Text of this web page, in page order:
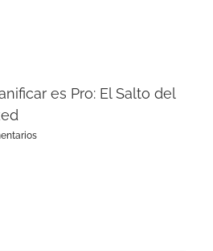
es Pro: El Salto del